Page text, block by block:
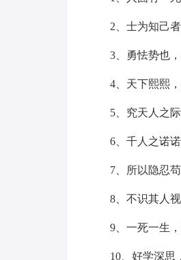
2、士为知己
3、勇怯势也
4、天下熙熙
5、究天人之
6、千人之诺
7、所以隐忍
8、不识其人视
9、一死一生
10、好学深思